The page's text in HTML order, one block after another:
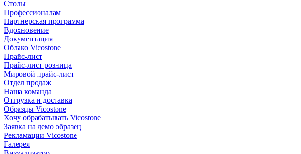
Столы
Профессионалам
Партнерская программа
Вдохновение
Документация
Облако Vicostone
Прайс-лист
Прайс-лист розница
Мировой прайс-лист
Отдел продаж
Наша команда
Отгрузка и доставка
Образцы Vicostone
Хочу обрабатывать Vicostone
Заявка на демо образец
Рекламации Vicostone
Галерея